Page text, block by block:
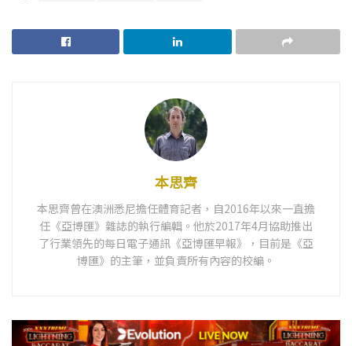
本思齊
本思齊曾在澳洲悉尼擔任體育記者，自2016年以來一直擔
任《亞博匯》雜誌的執行編輯。他於2017年4月協助推出
了行業領先的每日電子通訊《亞博匯早報》，目前是《亞
博匯》的主筆，並負責所有內容的校編。